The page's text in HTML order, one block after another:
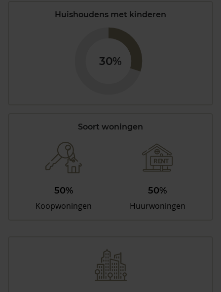
Huishoudens met kinderen
30%
Soort woningen
50%
Koopwoningen
50%
Huurwoningen